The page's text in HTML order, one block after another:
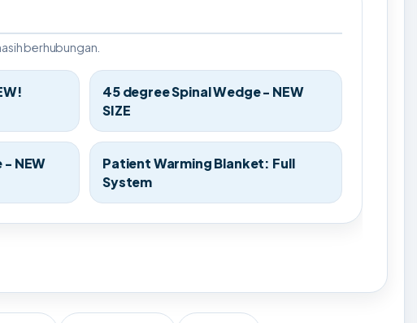
berhubungan.
45 degree Spinal Wedge - NEW
SIZE
- NEW
Patient Warming Blanket: Full
System